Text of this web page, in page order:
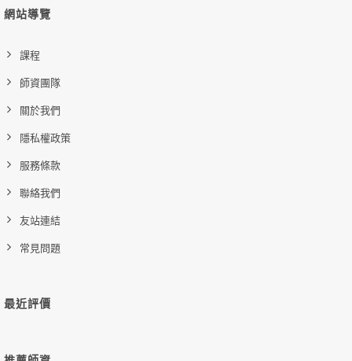
網站導覽
課程
師資團隊
關於我們
隱私權政策
服務條款
聯絡我們
友站連結
常見問題
最近評價